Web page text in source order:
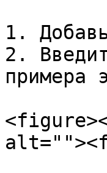
1.
2.
примера